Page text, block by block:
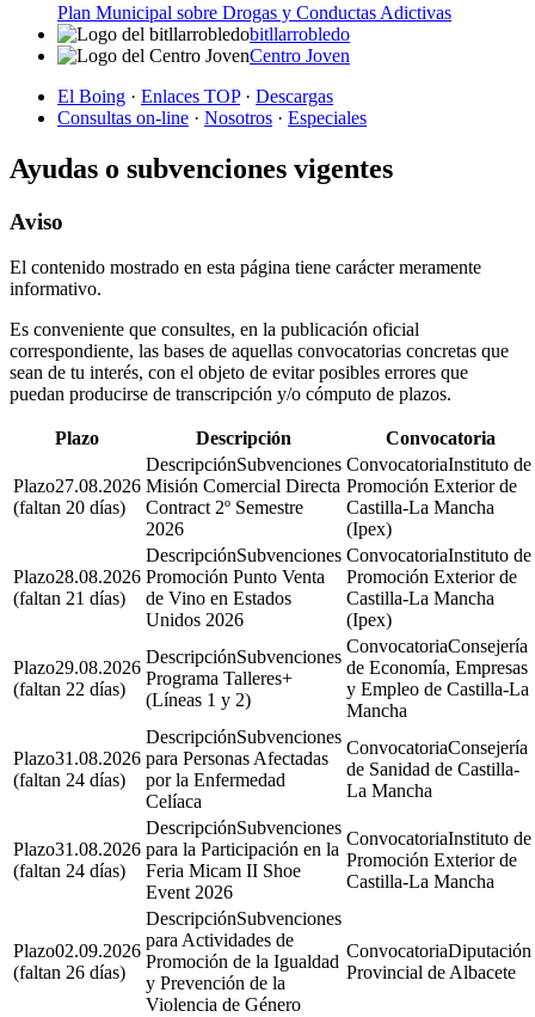
Plan Municipal sobre Drogas y Conductas Adictivas
bitllarrobledo
Centro Joven
El Boing · Enlaces TOP· Descargas
Consultas on-line · Nosotros · Especiales
Ayudas o subvenciones vigentes
Aviso
El contenido mostrado en esta página tiene carácter meramente
informativo.
Es conveniente que consultes, en la publicación oficial
correspondiente, las bases de aquellas convocatorias concretas que
sean de tu interés, con el objeto de evitar posibles errores que
puedan producirse de transcripción y/o cómputo de plazos.
Plazo Descripción Convocatoria
27.08.2026
(faltan 20 días)
Subvenciones
Misión Comercial Directa
Contract 2º Semestre
2026
Instituto de
Promoción Exterior de
Castilla-La Mancha
(Ipex)
28.08.2026
(faltan 21 días)
Subvenciones
Promoción Punto Venta
de Vino en Estados
Unidos 2026
Instituto de
Promoción Exterior de
Castilla-La Mancha
(Ipex)
29.08.2026
(faltan 22 días)
Subvenciones
Programa Talleres+
(Líneas 1 y 2)
Consejería
de Economía, Empresas
y Empleo de Castilla-La
Mancha
31.08.2026
(faltan 24 días)
Subvenciones
para Personas Afectadas
por la Enfermedad
Celíaca
Consejería
de Sanidad de Castilla-
La Mancha
31.08.2026
(faltan 24 días)
Subvenciones
para la Participación en la
Feria Micam II Shoe
Event 2026
Instituto de
Promoción Exterior de
Castilla-La Mancha
02.09.2026
(faltan 26 días)
Subvenciones
para Actividades de
Promoción de la Igualdad
y Prevención de la
Violencia de Género
Diputación
Provincial de Albacete